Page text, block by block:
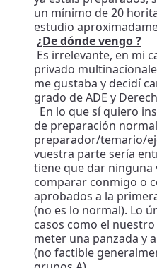
un mínimo de 20
estudio
¿De dónde vengo ?
Es irrelevante, en mi
privado
me gustaba y decidí
grado de ADE y
En lo que sí quiero
de preparación
preparador/temario/
vuestra parte sería
tiene que dar ninguna
comparar conmigo o
aprobados a la
(no es lo normal). Lo
casos como el
meter una panzada y
(no factible